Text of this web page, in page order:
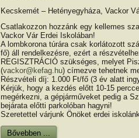
Kecskemét – Hetényegyháza, Vackor
Csatlakozzon hozzánk egy kellemes
Vackor Vár Erdei Iskolában!
A lombkorona túrára csak korlátozott
fő) áll rendelkezésre, ezért a
REGISZTRÁCIÓ szükséges, melyet
(vackor@kefag.hu) címezve tehetnek
Részvételi díj: 1.000 Ft/fő (3 év alatt
Kérjük, hogy a kezdés előtt 10-15
megérkezni, a gépjárműveket pedig a
bejárata előtti parkolóban hagyni!
Szeretettel várjunk Önöket erdei
Bővebben ...